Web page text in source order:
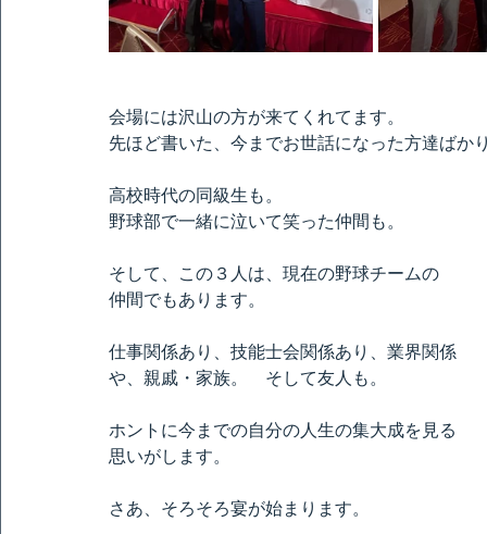
会場には沢山の方が来てくれてます。
先ほど書いた、今までお世話になった方達ばか
高校時代の同級生も。
野球部で一緒に泣いて笑った仲間も。
そして、この３人は、現在の野球チームの
仲間でもあります。
仕事関係あり、技能士会関係あり、業界関係
や、親戚・家族。　そして友人も。
ホントに今までの自分の人生の集大成を見る
思いがします。
さあ、そろそろ宴が始まります。